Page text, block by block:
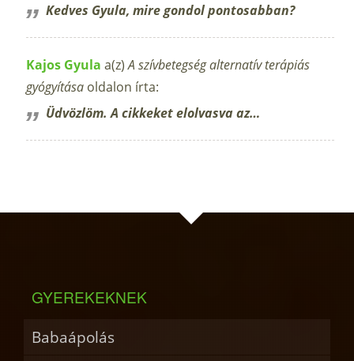
Kedves Gyula, mire gondol pontosabban?
Kajos Gyula a(z)A szívbetegség alternatív terápiás
gyógyítása oldalon írta:
Üdvözlöm. A cikkeket elolvasva az…
GYEREKEKNEK
Babaápolás